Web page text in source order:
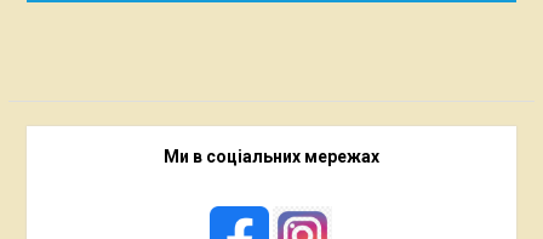
Ми в соціальних мережах